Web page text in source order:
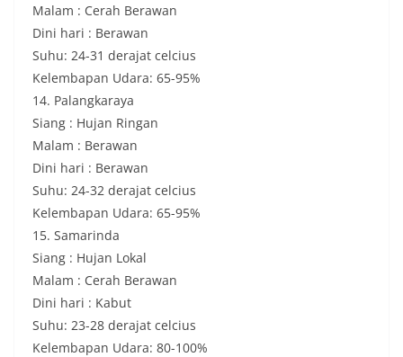
Malam : Cerah Berawan
Dini hari : Berawan
Suhu: 24-31 derajat celcius
Kelembapan Udara: 65-95%
14. Palangkaraya
Siang : Hujan Ringan
Malam : Berawan
Dini hari : Berawan
Suhu: 24-32 derajat celcius
Kelembapan Udara: 65-95%
15. Samarinda
Siang : Hujan Lokal
Malam : Cerah Berawan
Dini hari : Kabut
Suhu: 23-28 derajat celcius
Kelembapan Udara: 80-100%